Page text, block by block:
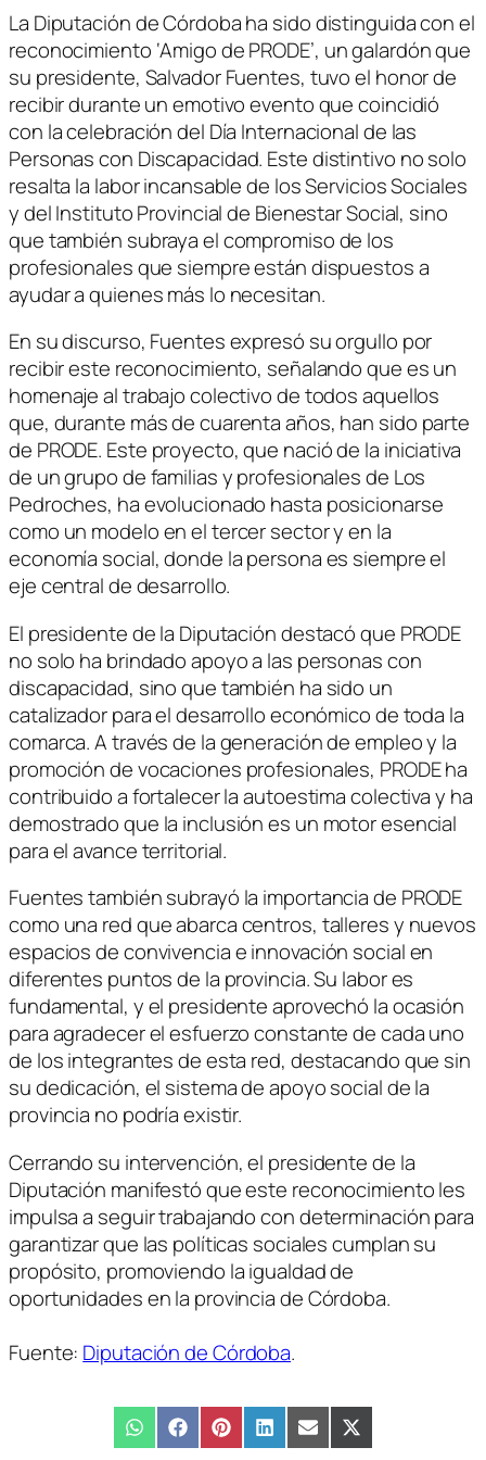
La Diputación de Córdoba ha sido distinguida con el
reconocimiento ‘Amigo de PRODE’, un galardón que
su presidente, Salvador Fuentes, tuvo el honor de
recibir durante un emotivo evento que coincidió
con la celebración del Día Internacional de las
Personas con Discapacidad. Este distintivo no solo
resalta la labor incansable de los Servicios Sociales
y del Instituto Provincial de Bienestar Social, sino
que también subraya el compromiso de los
profesionales que siempre están dispuestos a
ayudar a quienes más lo necesitan.
En su discurso, Fuentes expresó su orgullo por
recibir este reconocimiento, señalando que es un
homenaje al trabajo colectivo de todos aquellos
que, durante más de cuarenta años, han sido parte
de PRODE. Este proyecto, que nació de la iniciativa
de un grupo de familias y profesionales de Los
Pedroches, ha evolucionado hasta posicionarse
como un modelo en el tercer sector y en la
economía social, donde la persona es siempre el
eje central de desarrollo.
El presidente de la Diputación destacó que PRODE
no solo ha brindado apoyo a las personas con
discapacidad, sino que también ha sido un
catalizador para el desarrollo económico de toda la
comarca. A través de la generación de empleo y la
promoción de vocaciones profesionales, PRODE ha
contribuido a fortalecer la autoestima colectiva y ha
demostrado que la inclusión es un motor esencial
para el avance territorial.
Fuentes también subrayó la importancia de PRODE
como una red que abarca centros, talleres y nuevos
espacios de convivencia e innovación social en
diferentes puntos de la provincia. Su labor es
fundamental, y el presidente aprovechó la ocasión
para agradecer el esfuerzo constante de cada uno
de los integrantes de esta red, destacando que sin
su dedicación, el sistema de apoyo social de la
provincia no podría existir.
Cerrando su intervención, el presidente de la
Diputación manifestó que este reconocimiento les
impulsa a seguir trabajando con determinación para
garantizar que las políticas sociales cumplan su
propósito, promoviendo la igualdad de
oportunidades en la provincia de Córdoba.
Fuente: Diputación de Córdoba.
Compartir
WhatsAppCompartir
FacebookCompartir
PinterestCompartir
LinkedInCompartir
EmailCompartir
X